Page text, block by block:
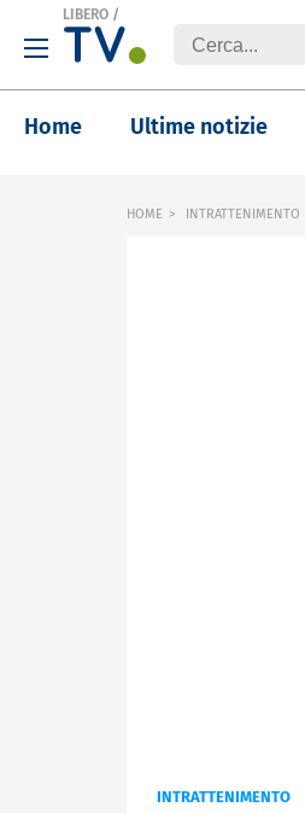
LIBERO /
Home Ultime notizie
HOME INTRATTENIMENTO
INTRATTENIMENTO